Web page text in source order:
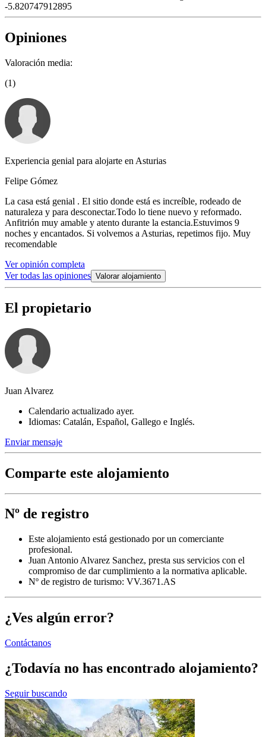
-5.820747912895
Opiniones
Valoración media:
(1)
Experiencia genial para alojarte en Asturias
Felipe Gómez
La casa está genial . El sitio donde está es increíble, rodeado de
naturaleza y para desconectar.Todo lo tiene nuevo y reformado.
Anfitrión muy amable y atento durante la estancia.Estuvimos 9
noches y encantados. Si volvemos a Asturias, repetimos fijo. Muy
recomendable
Ver opinión completa
Ver todas las opiniones Valorar alojamiento
El propietario
Juan Alvarez
Calendario actualizado ayer.
Idiomas: Catalán, Español, Gallego e Inglés.
Enviar mensaje
Comparte este alojamiento
Nº de registro
Este alojamiento está gestionado por un comerciante
profesional.
Juan Antonio Alvarez Sanchez, presta sus servicios con el
compromiso de dar cumplimiento a la normativa aplicable.
Nº de registro de turismo: VV.3671.AS
¿Ves algún error?
Contáctanos
¿Todavía no has encontrado alojamiento?
Seguir buscando